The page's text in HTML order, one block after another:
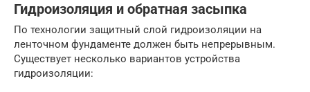
Гидроизоляция и обратная засыпка
По технологии защитный слой гидроизоляции на
ленточном фундаменте должен быть непрерывным.
Существует несколько вариантов устройства
гидроизоляции: